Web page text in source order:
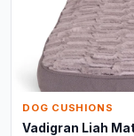
DOG CUSHIONS
Vadigran Liah